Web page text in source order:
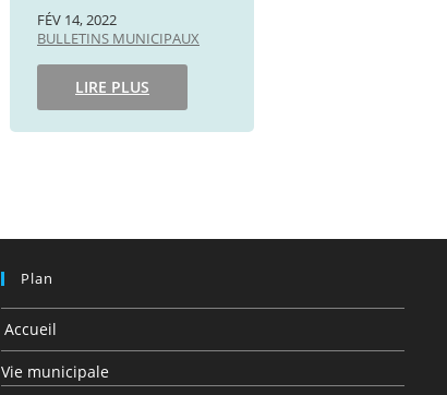
FÉV 14, 2022
BULLETINS MUNICIPAUX
LIRE PLUS
Plan
Accueil
Vie municipale